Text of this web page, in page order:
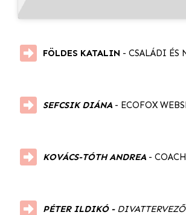
FÖLDES KATALIN - CSALÁDI ÉS
SEFCSIK DIÁNA - ECOFOX
KOVÁCS-TÓTH ANDREA -
PÉTER ILDIKÓ - DIVATTERVEZŐ